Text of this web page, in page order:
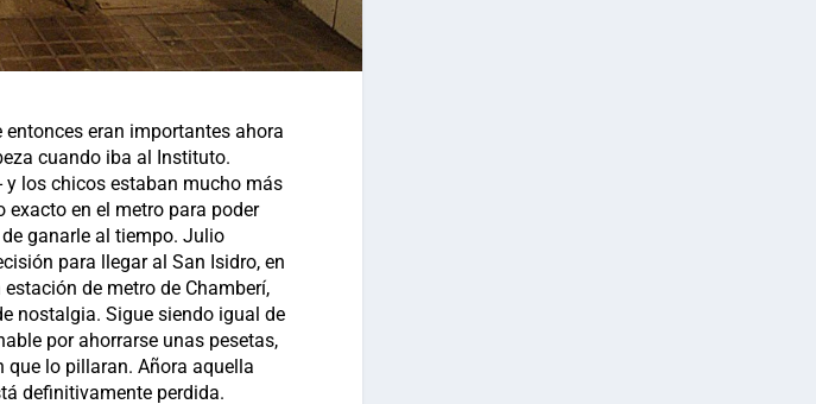
eran importantes ahora
cuando iba al Instituto.
y los chicos estaban mucho más
exacto en el metro para poder
ganarle al tiempo. Julio
para llegar al San Isidro, en
de metro de Chamberí,
nostalgia. Sigue siendo igual de
por ahorrarse unas pesetas,
que lo pillaran. Añora aquella
definitivamente perdida.